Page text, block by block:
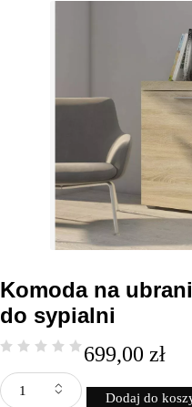
Komoda na
do sypialni
699,00 zł
Dodaj do